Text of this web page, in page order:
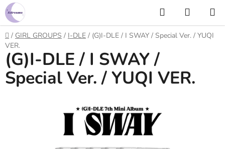
Prejsť
na
obsah
Hľadať
KOŠÍK
Domov
/ GIRL GROUPS / I-DLE / (G)I-DLE / I SWAY / Special Ver. / YUQI
VER.
(G)I-DLE / I SWAY /
Special Ver. / YUQI VER.